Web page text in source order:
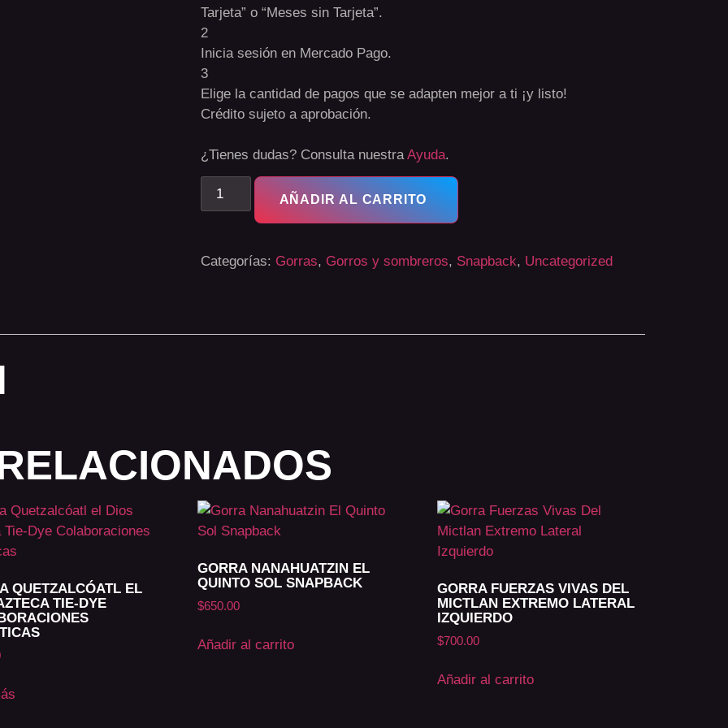
Tarjeta” o “Meses sin Tarjeta”.
2
Inicia sesión en Mercado Pago.
3
Elige la cantidad de pagos que se adapten mejor a ti ¡y listo!
Crédito sujeto a aprobación.
¿Tienes dudas? Consulta nuestra Ayuda.
AÑADIR AL CARRITO
Categorías: Gorras, Gorros y sombreros, Snapback, Uncategorized
QUETZALCÓATL EL
TIE-DYE
GORRA NANAHUATZIN EL
QUINTO SOL SNAPBACK
$650.00
Añadir al carrito
GORRA FUERZAS VIVAS DEL
MICTLAN EXTREMO LATERAL
IZQUIERDO
$700.00
Añadir al carrito